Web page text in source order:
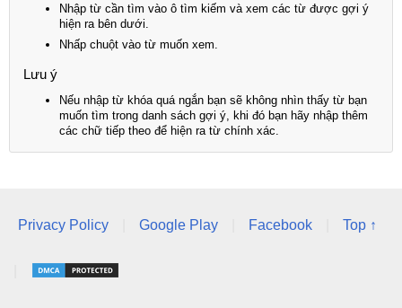
Nhập từ cần tìm vào ô tìm kiếm và xem các từ được gợi ý
hiện ra bên dưới.
Nhấp chuột vào từ muốn xem.
Lưu ý
Nếu nhập từ khóa quá ngắn bạn sẽ không nhìn thấy từ bạn
muốn tìm trong danh sách gợi ý, khi đó bạn hãy nhập thêm
các chữ tiếp theo để hiện ra từ chính xác.
Privacy Policy Google Play Facebook Top ↑